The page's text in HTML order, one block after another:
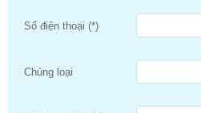
Số điện thoại (*)
Chủng loại